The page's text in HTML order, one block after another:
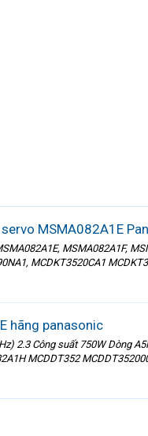
MSMA082A1E
MSMA082A1F,
MCDKT3520CA1
hãng panasonic
2.3 Công suất 750W Dòng
MCDDT352